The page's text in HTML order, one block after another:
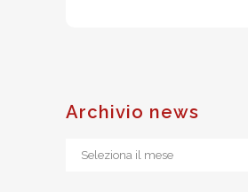
Archivio news
Archivio